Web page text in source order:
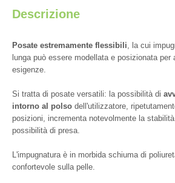
Descrizione
Posate estremamente flessibili, la cui
lunga può essere modellata e posizionata per
esigenze.
Si tratta di posate versatili: la possibilità di
intorno al polso dell'utilizzatore,
posizioni, incrementa notevolmente la
possibilità di presa.
L'impugnatura è in morbida schiuma di
confortevole sulla pelle.